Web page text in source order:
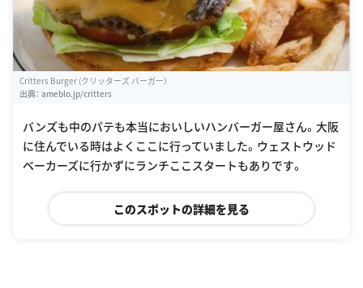
Critters Burger (クリッターズ バーガー）
出典： ameblo.jp/critters
バンズも中のパテも本当においしいハンバーガー屋さん。大阪
に住んでいる時はよくここに行っていました。ウェストウッド
ベーカーズに行かずにランチここスタートもありです。
このスポットの詳細を見る